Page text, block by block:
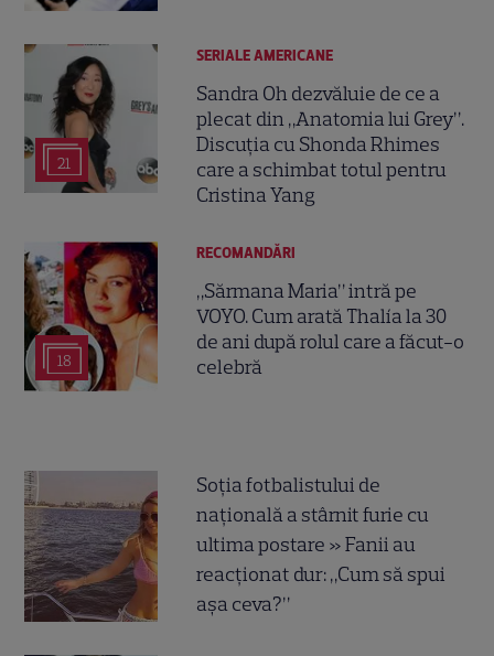
21
SERIALE AMERICANE
Sandra Oh dezvăluie de ce a
plecat din „Anatomia lui Grey”.
Discuția cu Shonda Rhimes
care a schimbat totul pentru
Cristina Yang
18
RECOMANDĂRI
„Sărmana Maria” intră pe
VOYO. Cum arată Thalía la 30
de ani după rolul care a făcut-o
celebră
Soția fotbalistului de
națională a stârnit furie cu
ultima postare » Fanii au
reacționat dur: „Cum să spui
așa ceva?”